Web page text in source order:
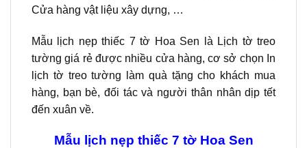
Cửa hàng vật liệu xây dựng, …
Mẫu lịch nẹp thiếc 7 tờ Hoa Sen là Lịch tờ treo
tường giá rẻ được nhiều cửa hàng, cơ sở chọn In
lịch tờ treo tường làm quà tặng cho khách mua
hàng, bạn bè, đối tác và người thân nhân dịp tết
đến xuân về.
Mẫu lịch nẹp thiếc 7 tờ Hoa Sen